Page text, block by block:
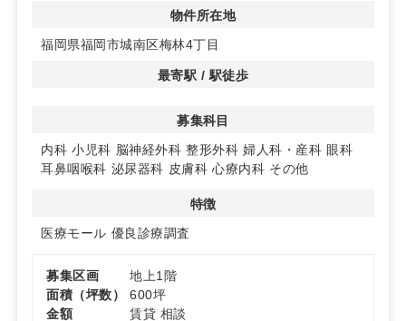
です。駐車場も完備されており、患者様のアクセスも良好
ついてはぜひお問い合わせください。
物件所在地
福岡県福岡市城南区梅林4丁目
最寄駅 / 駅徒歩
募集科目
内科 小児科 脳神経外科 整形外科 婦人科・産科 眼科
耳鼻咽喉科 泌尿器科 皮膚科 心療内科 その他
特徴
医療モール 優良診療調査
募集区画
地上1階
面積（坪数）
600坪
金額
賃貸 相談